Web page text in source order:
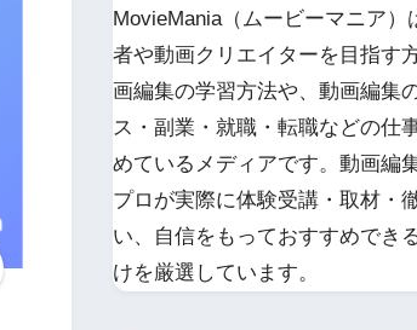
MovieMania（ムービーマニア）
者や動画クリエイターを目指す
画編集の学習方法や、動画編集
ス・副業・就職・転職などの仕
めているメディアです。動画編
プロが実際に体験受講・取材・
い、自信をもっておすすめでき
けを厳選しています。